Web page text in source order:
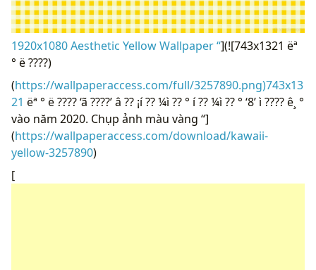
1920x1080 Aesthetic Yellow Wallpaper “](![743x1321 ëª
° ë ????)
(https://wallpaperaccess.com/full/3257890.png)743x13
21 ëª ° ë ???? ‘ã ????’ â ?? ¡í ?? ¼ì ?? ° í ?? ¼ì ?? ° ‘8’ ì ???? ê¸ °
vào năm 2020. Chụp ảnh màu vàng “]
(https://wallpaperaccess.com/download/kawaii-
yellow-3257890)
[